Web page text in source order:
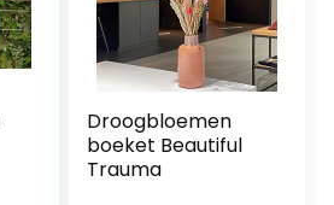
Droogbloemen
boeket Beautiful
Trauma